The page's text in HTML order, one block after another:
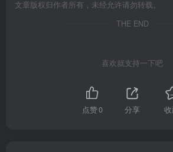
文章版权归作者所有，未经允许请勿转载。
THE END
喜欢就支持一下吧
点赞0 分享